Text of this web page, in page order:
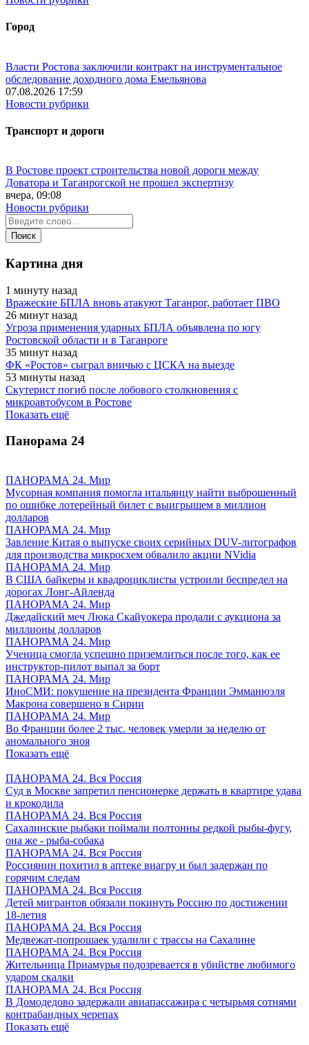
Город
Власти Ростова заключили контракт на инструментальное
обследование доходного дома Емельянова
07.08.2026 17:59
Новости рубрики
Транспорт и дороги
В Ростове проект строительства новой дороги между
Доватора и Таганрогской не прошел экспертизу
вчера, 09:08
Новости рубрики
Картина дня
1 минуту назад
Вражеские БПЛА вновь атакуют Таганрог, работает ПВО
26 минут назад
Угроза применения ударных БПЛА объявлена по югу
Ростовской области и в Таганроге
35 минут назад
ФК «Ростов» сыграл вничью с ЦСКА на выезде
53 минуты назад
Скутерист погиб после лобового столкновения с
микроавтобусом в Ростове
Показать ещё
Панорама 24
ПАНОРАМА 24. Мир
Мусорная компания помогла итальянцу найти выброшенный
по ошибке лотерейный билет с выигрышем в миллион
долларов
ПАНОРАМА 24. Мир
Завление Китая о выпуске своих серийных DUV-литографов
для производства микросхем обвалило акции NVidia
ПАНОРАМА 24. Мир
В США байкеры и квадроциклисты устроили беспредел на
дорогах Лонг-Айленда
ПАНОРАМА 24. Мир
Джедайский меч Люка Скайуокера продали с аукциона за
миллионы долларов
ПАНОРАМА 24. Мир
Ученица смогла успешно приземлиться после того, как ее
инструктор-пилот выпал за борт
ПАНОРАМА 24. Мир
ИноСМИ: покушение на президента Франции Эмманюэля
Макрона совершено в Сирии
ПАНОРАМА 24. Мир
Во Франции более 2 тыс. человек умерли за неделю от
аномального зноя
Показать ещё
ПАНОРАМА 24. Вся Россия
Суд в Москве запретил пенсионерке держать в квартире удава
и крокодила
ПАНОРАМА 24. Вся Россия
Сахалинские рыбаки поймали полтонны редкой рыбы-фугу,
она же - рыба-собака
ПАНОРАМА 24. Вся Россия
Россиянин похитил в аптеке виагру и был задержан по
горячим следам
ПАНОРАМА 24. Вся Россия
Детей мигрантов обязали покинуть Россию по достижении
18-летия
ПАНОРАМА 24. Вся Россия
Медвежат-попрошаек удалили с трассы на Сахалине
ПАНОРАМА 24. Вся Россия
Жительница Приамурья подозревается в убийстве любимого
ударом скалки
ПАНОРАМА 24. Вся Россия
В Домодедово задержали авиапассажира с четырьмя сотнями
контрабандных черепах
Показать ещё